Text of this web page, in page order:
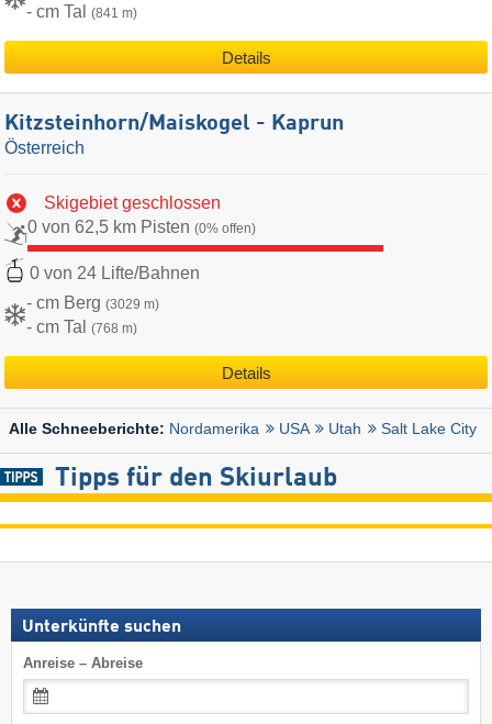
- cm Tal (841 m)
Details
Kitzsteinhorn/​Maiskogel - Kaprun
Österreich
Skigebiet geschlossen
0 von 62,5 km Pisten (0% offen)
0 von 24 Lifte/Bahnen
- cm Berg (3029 m)
- cm Tal (768 m)
Details
Alle Schneeberichte: Nordamerika USA Utah Salt Lake City
Tipps für den Skiurlaub
Unterkünfte suchen
Anreise – Abreise